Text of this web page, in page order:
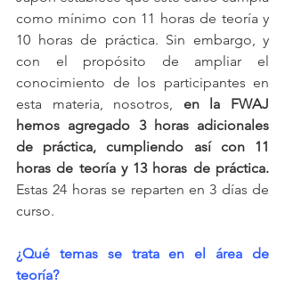
como mínimo con 11 horas de teoría y
10 horas de práctica. Sin embargo, y
con el propósito de ampliar el
conocimiento de los participantes en
esta materia, nosotros, en la FWAJ
hemos agregado 3 horas adicionales
de práctica, cumpliendo así con 11
Estas 24 horas se reparten en 3 días de
curso.
¿Qué temas se trata en el área de
teoría?